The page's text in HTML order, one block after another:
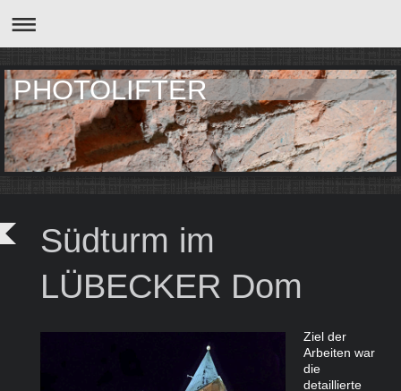
PHOTOLIFTER
Südturm im
LÜBECKER Dom
Ziel der
Arbeiten war
die
detaillierte